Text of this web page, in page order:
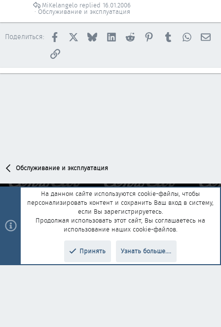
Обслуживание и эксплуатация
16.01.2006
MiKelangelo
Поделиться: Facebook BlueskyLinkedInReddit PinterestTumblr
Ссылка
Обслуживание и эксплуатация
Обратная связь
Условия и правила
Политика конфиденциальности
Помощь Главная
R
add-ons by ThemeHouse Перевод от Jumuro®
На данном сайте используются cookie-файлы, чтобы
персонализировать контент и сохранить Ваш вход в систему,
если Вы зарегистрируетесь.
Продолжая использовать этот сайт, Вы соглашаетесь на
использование наших cookie-файлов.
Принять Узнать больше....